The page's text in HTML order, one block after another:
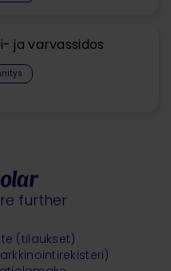
ja varvassidos
further
(tilaukset)